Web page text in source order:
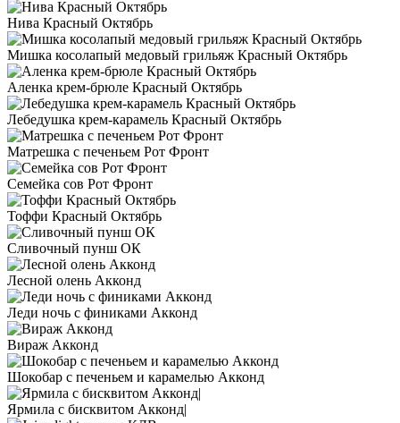
Нива Красный Октябрь
Мишка косолапый медовый грильяж Красный Октябрь
Аленка крем-брюле Красный Октябрь
Лебедушка крем-карамель Красный Октябрь
Матрешка с печеньем Рот Фронт
Семейка сов Рот Фронт
Тоффи Красный Октябрь
Сливочный пунш ОК
Лесной олень Акконд
Леди ночь с финиками Акконд
Вираж Акконд
Шокобар с печеньем и карамелью Акконд
Ярмила с бисквитом Акконд|